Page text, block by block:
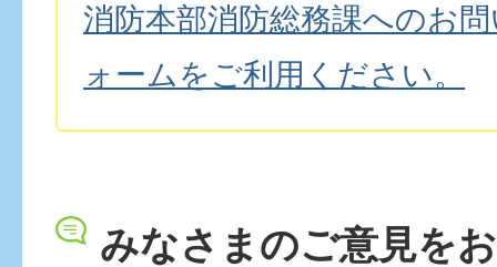
消防本部消防総務課へのお
ォームをご利用ください。
みなさまのご意見を